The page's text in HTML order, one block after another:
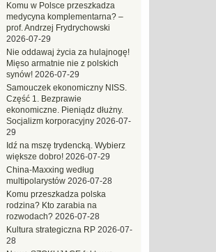
Komu w Polsce przeszkadza
medycyna komplementarna? –
prof. Andrzej Frydrychowski
2026-07-29
Nie oddawaj życia za hulajnogę!
Mięso armatnie nie z polskich
synów! 2026-07-29
Samouczek ekonomiczny NISS.
Część 1. Bezprawie
ekonomiczne. Pieniądz dłużny.
Socjalizm korporacyjny 2026-07-
29
Idź na mszę trydencką. Wybierz
większe dobro! 2026-07-29
China-Maxxing według
multipolarystów 2026-07-28
Komu przeszkadza polska
rodzina? Kto zarabia na
rozwodach? 2026-07-28
Kultura strategiczna RP 2026-07-
28